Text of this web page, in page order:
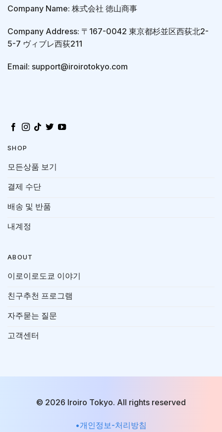
Company Name: 株式会社 徳山商事
Company Address: 〒167-0042 東京都杉並区西荻北2-
5-7 ヴィブレ西荻211
Email: support@iroirotokyo.com
SHOP
모든상품 보기
결제 수단
배송 및 반품
내계정
ABOUT
이로이로도쿄 이야기
친구추천 프로그램
자주묻는 질문
고객센터
© 2026 Iroiro Tokyo. All rights reserved
•개인정보-처리방침